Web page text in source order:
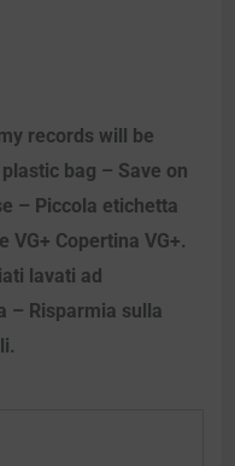
records will be
bag – Save on
– Piccola etichetta
Copertina VG+.
lavati ad
– Risparmia sulla